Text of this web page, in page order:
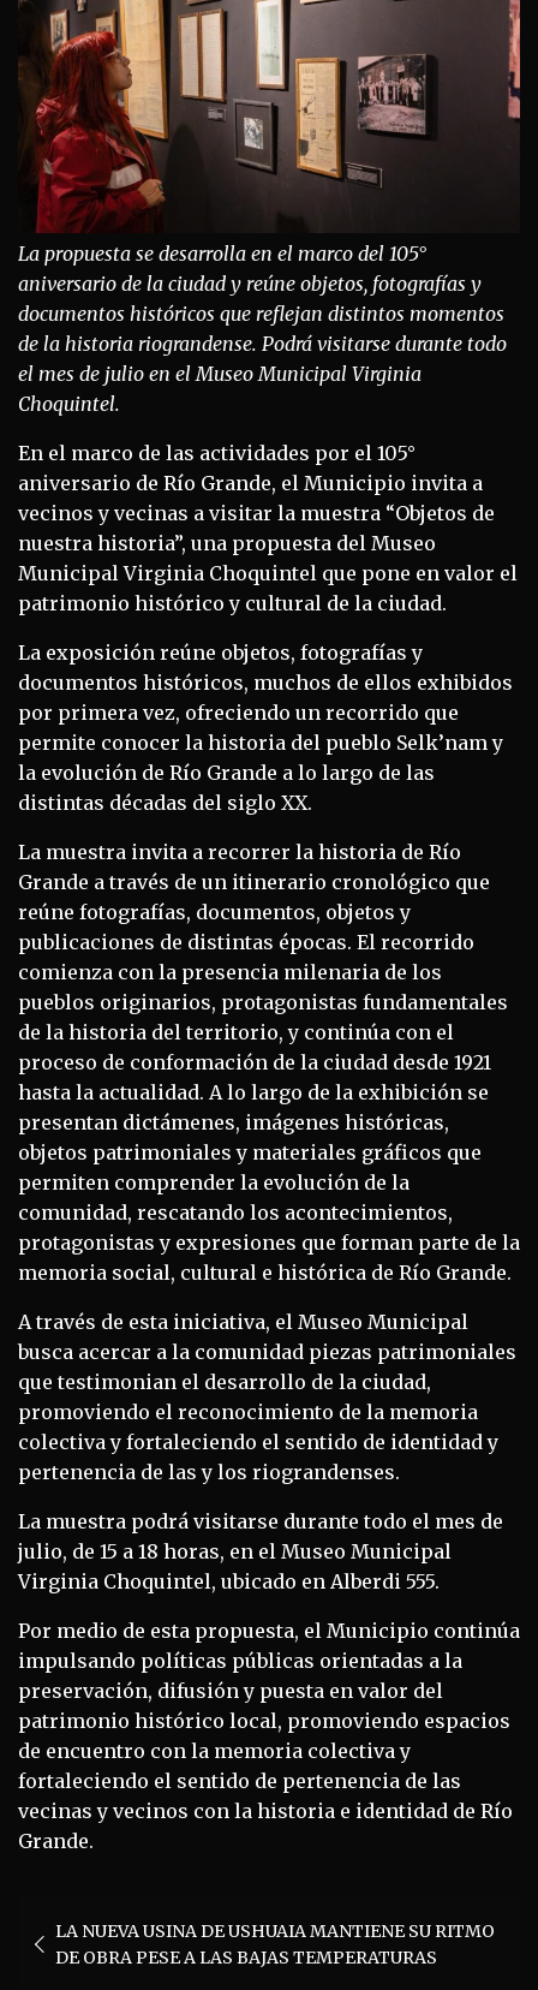
La propuesta se desarrolla en el marco del 105°
aniversario de la ciudad y reúne objetos, fotografías y
documentos históricos que reflejan distintos momentos
de la historia riograndense. Podrá visitarse durante todo
el mes de julio en el Museo Municipal Virginia
Choquintel.
En el marco de las actividades por el 105°
aniversario de Río Grande, el Municipio invita a
vecinos y vecinas a visitar la muestra “Objetos de
nuestra historia”, una propuesta del Museo
Municipal Virginia Choquintel que pone en valor el
patrimonio histórico y cultural de la ciudad.
La exposición reúne objetos, fotografías y
documentos históricos, muchos de ellos exhibidos
por primera vez, ofreciendo un recorrido que
permite conocer la historia del pueblo Selk’nam y
la evolución de Río Grande a lo largo de las
distintas décadas del siglo XX.
La muestra invita a recorrer la historia de Río
Grande a través de un itinerario cronológico que
reúne fotografías, documentos, objetos y
publicaciones de distintas épocas. El recorrido
comienza con la presencia milenaria de los
pueblos originarios, protagonistas fundamentales
de la historia del territorio, y continúa con el
proceso de conformación de la ciudad desde 1921
hasta la actualidad. A lo largo de la exhibición se
presentan dictámenes, imágenes históricas,
objetos patrimoniales y materiales gráficos que
permiten comprender la evolución de la
comunidad, rescatando los acontecimientos,
protagonistas y expresiones que forman parte de la
memoria social, cultural e histórica de Río Grande.
A través de esta iniciativa, el Museo Municipal
busca acercar a la comunidad piezas patrimoniales
que testimonian el desarrollo de la ciudad,
promoviendo el reconocimiento de la memoria
colectiva y fortaleciendo el sentido de identidad y
pertenencia de las y los riograndenses.
La muestra podrá visitarse durante todo el mes de
julio, de 15 a 18 horas, en el Museo Municipal
Virginia Choquintel, ubicado en Alberdi 555.
Por medio de esta propuesta, el Municipio continúa
impulsando políticas públicas orientadas a la
preservación, difusión y puesta en valor del
patrimonio histórico local, promoviendo espacios
de encuentro con la memoria colectiva y
fortaleciendo el sentido de pertenencia de las
vecinas y vecinos con la historia e identidad de Río
Grande.
de LA NUEVA USINA DE USHUAIA MANTIENE SU RITMO
DE OBRA PESE A LAS BAJAS TEMPERATURAS